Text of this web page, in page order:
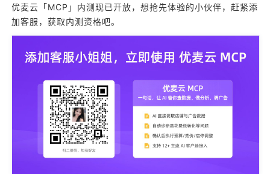
优麦云「MCP」内测现已开放，想抢先体验的小伙伴，赶紧添
加客服，获取内测资格吧。